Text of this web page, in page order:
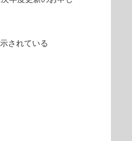
されている